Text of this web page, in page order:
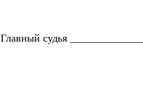
Главный судья